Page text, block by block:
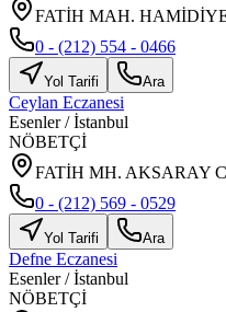
FATİH MAH.
0 - (212) 554 - 0466
Yol Tarifi Ara
Ceylan Eczanesi
Esenler/İstanbul
NÖBETÇİ
FATİH MH. AKSARAY
0 - (212) 569 - 0529
Yol Tarifi Ara
Defne Eczanesi
Esenler/İstanbul
NÖBETÇİ